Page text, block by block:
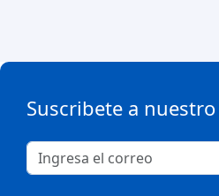
Suscribete a